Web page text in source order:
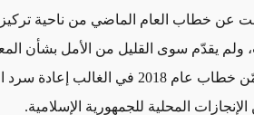
عن خطاب العام الماضي من ناحية
ولم يقدّم سوى القليل من الأمل بشأن
للبلاد. وعلى العكس من ذلك، تضمّن خطاب عام 2018 في
المحلية للجمهورية الإسلامية.